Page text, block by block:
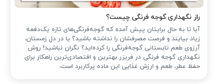
راز نگهداری گوجه فرنگی چیست؟
آیا تا به حال برایتان پیش آمده که گوجه‌فرنگی‌های تازه یک‌دفعه
زیاد بیایند و فرصت مصرفشان را نداشته باشید؟ یا در دل زمستان،
آرزوی طعم تابستانی گوجه‌فرنگی را کرده‌اید؟ نگران نباشید! روش
نگهداری گوجه فرنگی در فریزر بهترین و اقتصادی‌ترین راهکار برای
حفظ عطر، طعم و ارزش غذایی این ماده پرکاربرد است.